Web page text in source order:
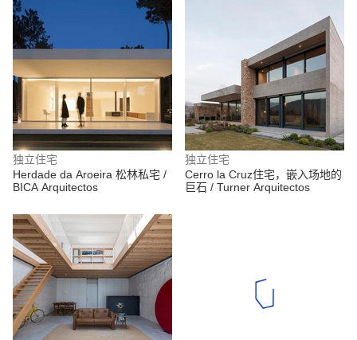
独立住宅
Herdade da Aroeira 松林私宅 /
BICA Arquitectos
独立住宅
Cerro la Cruz住宅，嵌入场地的
巨石 / Turner Arquitectos